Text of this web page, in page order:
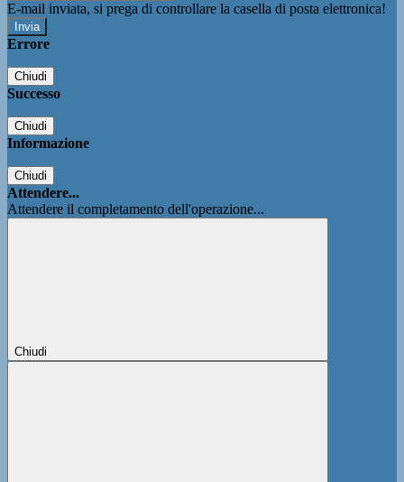
E-mail inviata, si prega di controllare la casella di posta elettronica!
Errore
Chiudi
Successo
Chiudi
Informazione
Chiudi
Attendere...
Attendere il completamento dell'operazione...
Chiudi